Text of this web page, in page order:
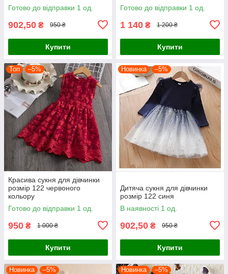
Готово до відправки 1 од.
902,50 ₴ 950 ₴
Купити
Готово до відправки 1 од.
1 140 ₴ 1 200 ₴
Купити
Топ –5%
Красива сукня для дівчинки
розмір 122 червоного
кольору
Готово до відправки 1 од.
950 ₴ 1 000 ₴
Купити
Новинка –5%
Дитяча сукня для дівчинки
розмір 122 синя
В наявності 1 од.
902,50 ₴ 950 ₴
Купити
Новинка –5% Новинка –5%